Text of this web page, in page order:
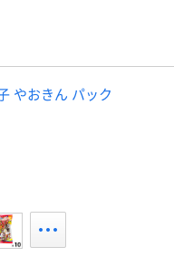
やおきん パック